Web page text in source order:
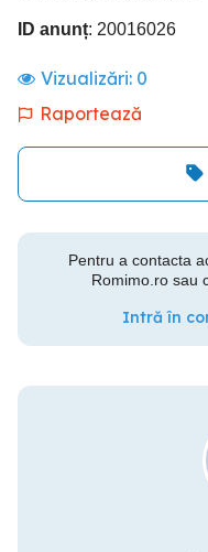
ID anunț: 20016026
Vizualizări: 0
Raportează
Pentru a contacta
Romimo.ro sau
Intră în